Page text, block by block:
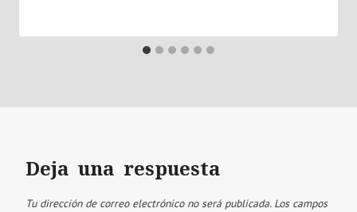
Deja una respuesta
Tu dirección de correo electrónico no será publicada. Los campos